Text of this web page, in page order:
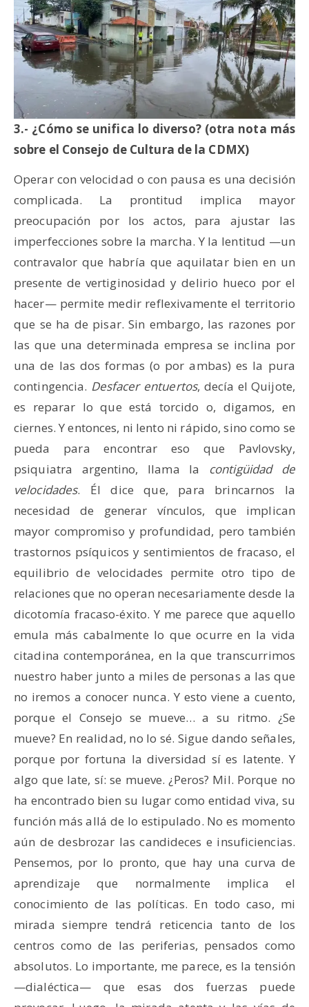
3.- ¿Cómo se unifica lo diverso? (otra nota más
sobre el Consejo de Cultura de la CDMX)
Operar con velocidad o con pausa es una decisión
complicada. La prontitud implica mayor
preocupación por los actos, para ajustar las
imperfecciones sobre la marcha. Y la lentitud —un
contravalor que habría que aquilatar bien en un
presente de vertiginosidad y delirio hueco por el
hacer— permite medir reflexivamente el territorio
que se ha de pisar. Sin embargo, las razones por
las que una determinada empresa se inclina por
una de las dos formas (o por ambas) es la pura
contingencia. Desfacer entuertos, decía el Quijote,
es reparar lo que está torcido o, digamos, en
ciernes. Y entonces, ni lento ni rápido, sino como se
pueda para encontrar eso que Pavlovsky,
psiquiatra argentino, llama la contigüidad de
velocidades. Él dice que, para brincarnos la
necesidad de generar vínculos, que implican
mayor compromiso y profundidad, pero también
trastornos psíquicos y sentimientos de fracaso, el
equilibrio de velocidades permite otro tipo de
relaciones que no operan necesariamente desde la
dicotomía fracaso-éxito. Y me parece que aquello
emula más cabalmente lo que ocurre en la vida
citadina contemporánea, en la que transcurrimos
nuestro haber junto a miles de personas a las que
no iremos a conocer nunca. Y esto viene a cuento,
porque el Consejo se mueve… a su ritmo. ¿Se
mueve? En realidad, no lo sé. Sigue dando señales,
porque por fortuna la diversidad sí es latente. Y
algo que late, sí: se mueve. ¿Peros? Mil. Porque no
ha encontrado bien su lugar como entidad viva, su
función más allá de lo estipulado. No es momento
aún de desbrozar las candideces e insuficiencias.
Pensemos, por lo pronto, que hay una curva de
aprendizaje que normalmente implica el
conocimiento de las políticas. En todo caso, mi
mirada siempre tendrá reticencia tanto de los
centros como de las periferias, pensados como
absolutos. Lo importante, me parece, es la tensión
—dialéctica— que esas dos fuerzas puede